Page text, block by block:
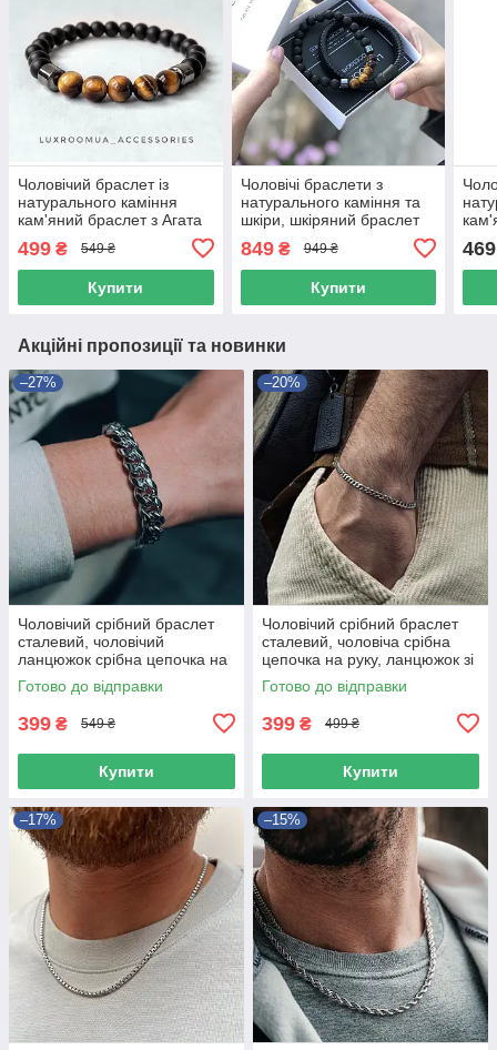
Чоловічий браслет із
натурального каміння
кам'яний браслет з Агата
499 ₴ 549 ₴
Купити
Чоловічі браслети з
натурального каміння та
шкіри, шкіряний браслет
комплект
849₴ 949 ₴
Купити
469
Акційні пропозиції та новинки
–27%
Чоловічий срібний браслет
сталевий, чоловічий
ланцюжок срібна цепочка на
руку
Готово до відправки
399 ₴ 549 ₴
Купити
–20%
Чоловічий срібний браслет
сталевий, чоловіча срібна
цепочка на руку, ланцюжок зі
сталі 3 мм
Готово до відправки
399 ₴ 499 ₴
Купити
–17% –15%